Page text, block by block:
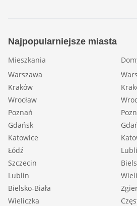
Najpopularniejsze miasta
Mieszkania
Warszawa
Kraków
Wrocław
Poznań
Gdańsk
Katowice
Łódź
Szczecin
Lublin
Bielsko-Biała
Wieliczka